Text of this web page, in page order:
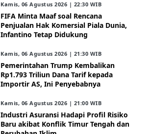
Kamis, 06 Agustus 2026 | 22:30 WIB
FIFA Minta Maaf soal Rencana
Penjualan Hak Komersial Piala Dunia,
Infantino Tetap Didukung
Kamis, 06 Agustus 2026 | 21:30 WIB
Pemerintahan Trump Kembalikan
Rp1.793 Triliun Dana Tarif kepada
Importir AS, Ini Penyebabnya
Kamis, 06 Agustus 2026 | 21:00 WIB
Industri Asuransi Hadapi Profil Risiko
Baru akibat Konflik Timur Tengah dan